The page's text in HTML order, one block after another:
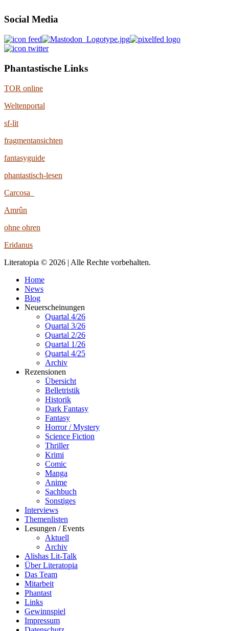
Social Media
Phantastische Links
TOR online
Weltenportal
sf-lit
fragmentansichten
fantasyguide
phantastisch-lesen
Carcosa
Amrûn
ohne ohren
Eridanus
Literatopia © 2026 | Alle Rechte vorbehalten.
Home
News
Blog
Neuerscheinungen
Quartal 4/26
Quartal 3/26
Quartal 2/26
Quartal 1/26
Quartal 4/25
Archiv
Rezensionen
Übersicht
Belletristik
Historik
Dark Fantasy
Fantasy
Horror / Mystery
Science Fiction
Thriller
Krimi
Comic
Manga
Anime
Sachbuch
Sonstiges
Interviews
Themenlisten
Lesungen / Events
Aktuell
Archiv
Alishas Lit-Talk
Über Literatopia
Das Team
Mitarbeit
Phantast
Links
Gewinnspiel
Impressum